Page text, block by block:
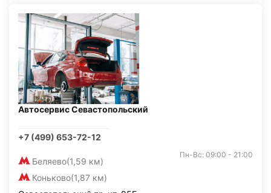
Автосервис Севастопольский
+7 (499) 653-72-12
Беляево(1,59 км)
Коньково(1,87 км)
Пн-Вс: 09:00 - 21:00